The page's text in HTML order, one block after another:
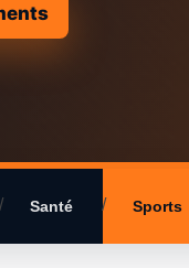
Santé Sports